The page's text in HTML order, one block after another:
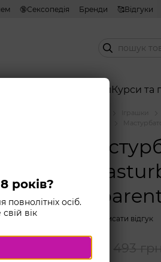
🔞Сексопедія Бренди 🥰Відгуки
Combo набориКурси та
Mini
Написати відгук
493
років?
осіб.
вік